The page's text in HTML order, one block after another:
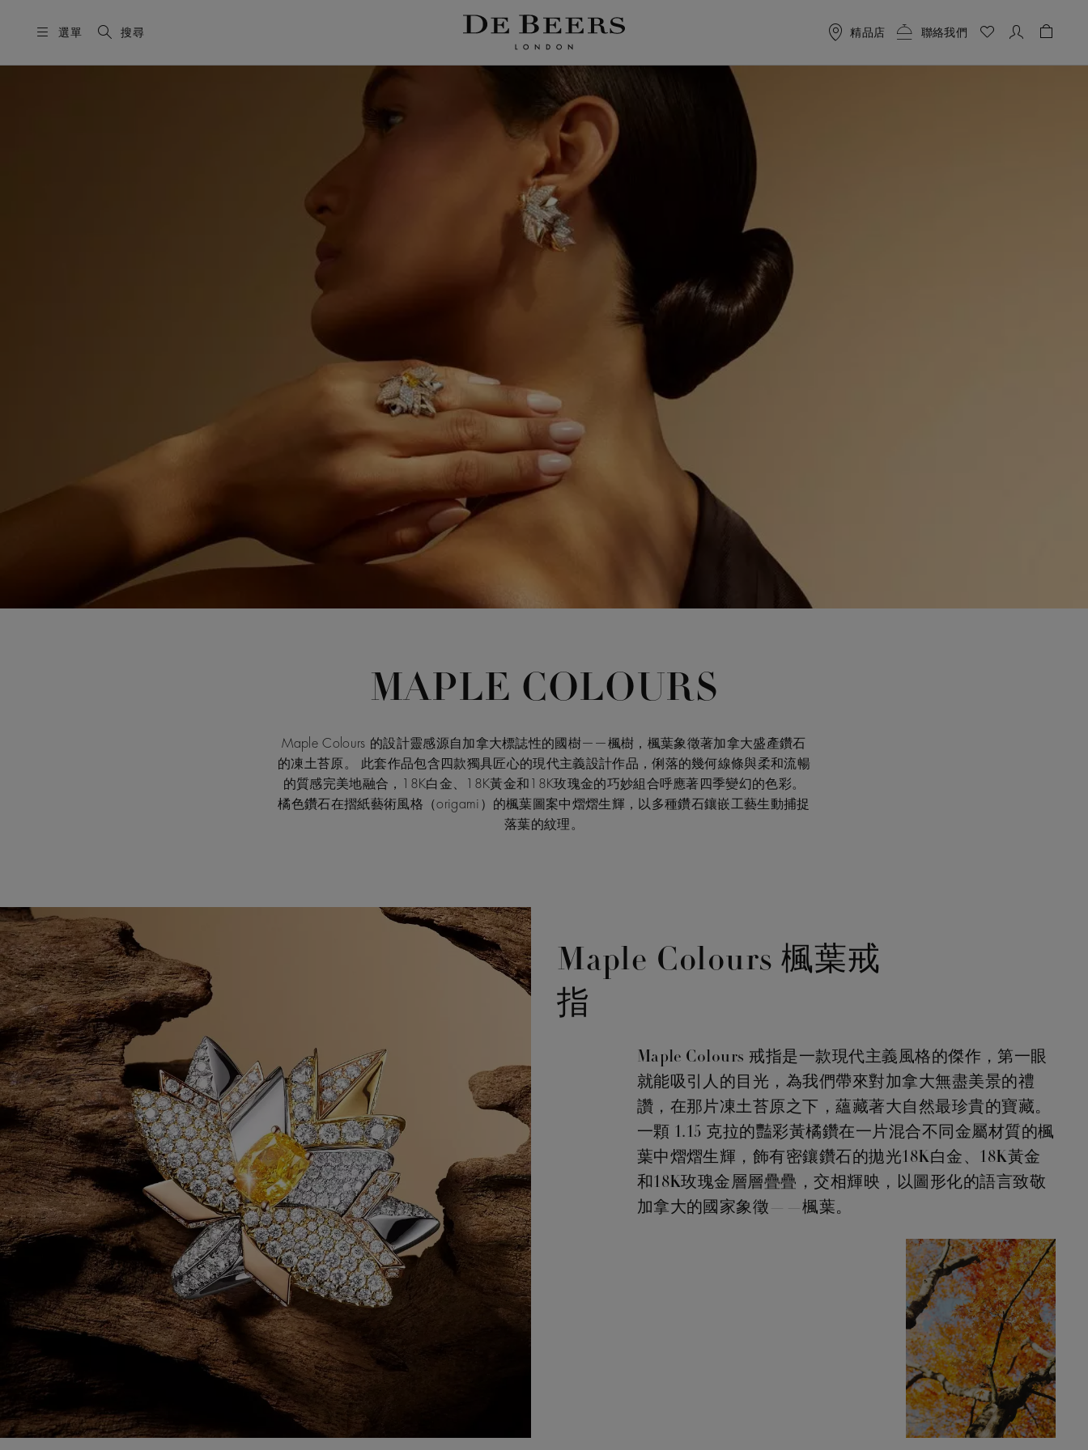
選單 搜尋 精品店 聯絡我們
MAPLE COLOURS
Maple Colours 的設計靈感源自加拿大標誌性的國樹——楓樹，楓葉象徵著加拿大盛產鑽石
的凍土苔原。 此套作品包含四款獨具匠心的現代主義設計作品，俐落的幾何線條與柔和流暢
的質感完美地融合，18K白金、18K黃金和18K玫瑰金的巧妙組合呼應著四季變幻的色彩。
橘色鑽石在摺紙藝術風格（origami）的楓葉圖案中熠熠生輝，以多種鑽石鑲嵌工藝生動捕捉
落葉的紋理。
Maple Colours 楓葉戒
指
Maple Colours 戒指是一款現代主義風格的傑作，第一眼
就能吸引人的目光，為我們帶來對加拿大無盡美景的禮
讚，在那片凍土苔原之下，蘊藏著大自然最珍貴的寶藏。
一顆 1.15 克拉的豔彩黃橘鑽在一片混合不同金屬材質的楓
葉中熠熠生輝，飾有密鑲鑽石的拋光18K白金、18K黃金
和18K玫瑰金層層疊疊，交相輝映，以圖形化的語言致敬
加拿大的國家象徵——楓葉。